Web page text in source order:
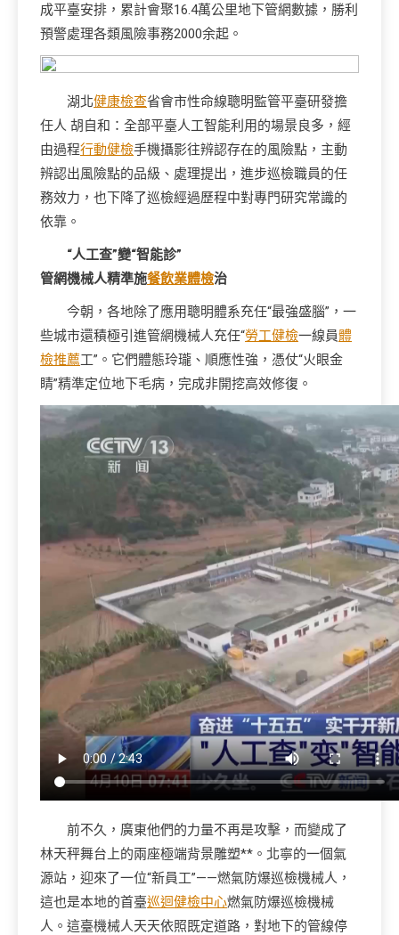
成平臺安排，累計會聚16.4萬公里地下管網數據，勝利
預警處理各類風險事務2000余起。
湖北健康檢查省會市性命線聰明監管平臺研發擔
任人 胡自和：全部平臺人工智能利用的場景良多，經
由過程行動健檢手機攝影往辨認存在的風險點，主動
辨認出風險點的品級、處理提出，進步巡檢職員的任
務效力，也下降了巡檢經過歷程中對專門研究常識的
依靠。
“人工查”變“智能診”
管網機械人精準施餐飲業體檢治
今朝，各地除了應用聰明體系充任“最強盛腦”，一
些城市還積極引進管網機械人充任“勞工健檢一線員體
檢推薦工”。它們體態玲瓏、順應性強，憑仗“火眼金
睛”精準定位地下毛病，完成非開挖高效修復。
前不久，廣東他們的力量不再是攻擊，而變成了
林天秤舞台上的兩座極端背景雕塑**。北寧的一個氣
源站，迎來了一位“新員工”——燃氣防爆巡檢機械人，
這也是本地的首臺巡迴健檢中心燃氣防爆巡檢機械
人。這臺機械人天天依照既定道路，對地下的管線停